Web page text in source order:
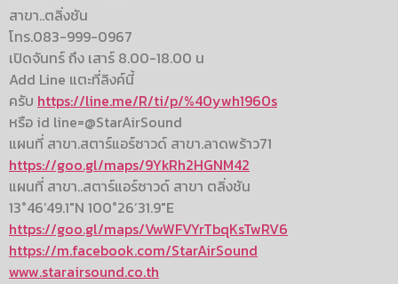
สาขา..ตลิ่งชัน
โทร.083-999-0967
เปิดจันทร์ ถึง เสาร์ 8.00-18.00 น
Add Line แตะที่ลิงค์นี้
ครับ https://line.me/R/ti/p/%40ywh1960s
หรือ id line=@StarAirSound
แผนที่ สาขา.สตาร์แอร์ซาวด์ สาขา.ลาดพร้าว71
https://goo.gl/maps/9YkRh2HGNM42
แผนที่ สาขา..สตาร์แอร์ซาวด์ สาขา ตลิ่งชัน
13°46’49.1″N 100°26’31.9″E
https://goo.gl/maps/VwWFVYrTbqKsTwRV6
https://m.facebook.com/StarAirSound
www.starairsound.co.th